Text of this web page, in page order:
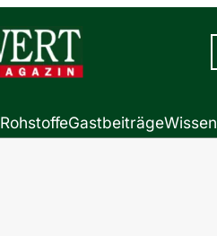
RohstoffeGastbeiträgeWissen